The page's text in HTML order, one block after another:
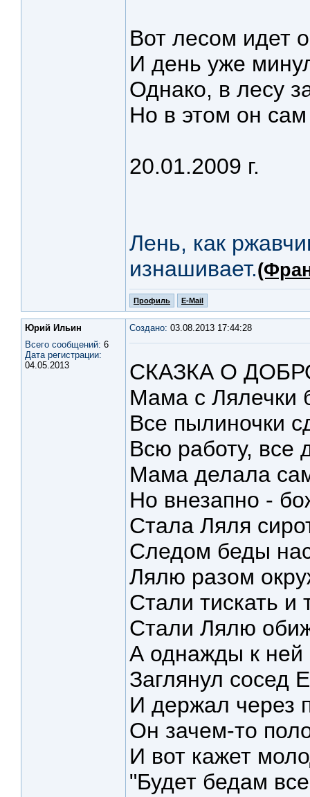
Вот лесом идет
И день уже
Однако, в лесу
Но в этом он
20.01.2009 г.
Лень, как
изнашивает.
Профиль E-Mail
Юрий Ильин
Всего сообщений: 6
Дата регистрации:
04.05.2013
Создано: 03.08.2013 17:44:28
СКАЗКА О
Мама с Лялечки
Все пылиночки
Всю работу, все
Мама делала
Но внезапно -
Стала Ляля
Следом беды
Лялю разом
Стали тискать и
Стали Лялю
А однажды к ней
Заглянул сосед
И держал через
Он зачем-то
И вот кажет
"Будет бедам